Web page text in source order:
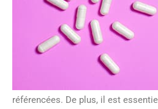
référencées. De plus, il est